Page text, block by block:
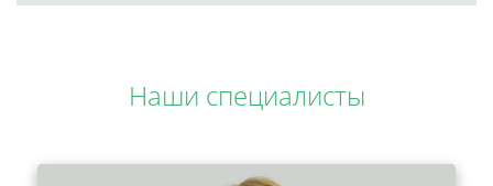
Наши специалисты